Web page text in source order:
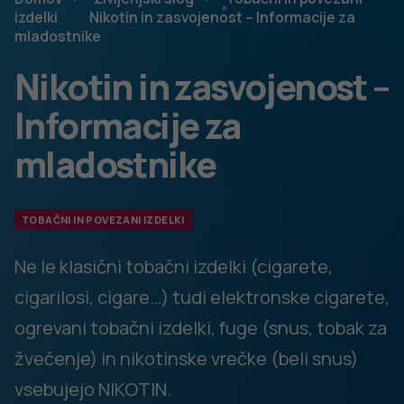
ga želimo še večkrat ponoviti. Možgani si to aktivnost
zapomnijo in jo želijo ponavljati. Nikotin se vmeša ravno v
nikotinske receptorje in poveča sproščanje kemičnih
prenašalcev, med njimi prav dopamina, in sprožijo se
občutki ugodja. Količine sproščenega dopamina pa so
dosti večje kot pri običajnih aktivnostih, ki sprožajo
ugodje (npr. smeh) in so prisotne dlje časa. Tako
prelisičijo možgane in posameznika, da si še posebej želi
ponovne uporabe izdelka z nikotinom. Za doseganje
ugodja pa je potreben vedno večji vnos nikotina (razvije
se t.i. toleranca), intenzivnost ugodnih občutkov pa se
zmanjšuje. Po določenem času posameznik občuti ne le
manj intenzivne občutke ugodja, pač pa tudi neugodne
občutke (odtegnitveni znaki), ko v njegovem telesu ni
zadosti nikotina in tako uporablja izdelke z nikotinom za